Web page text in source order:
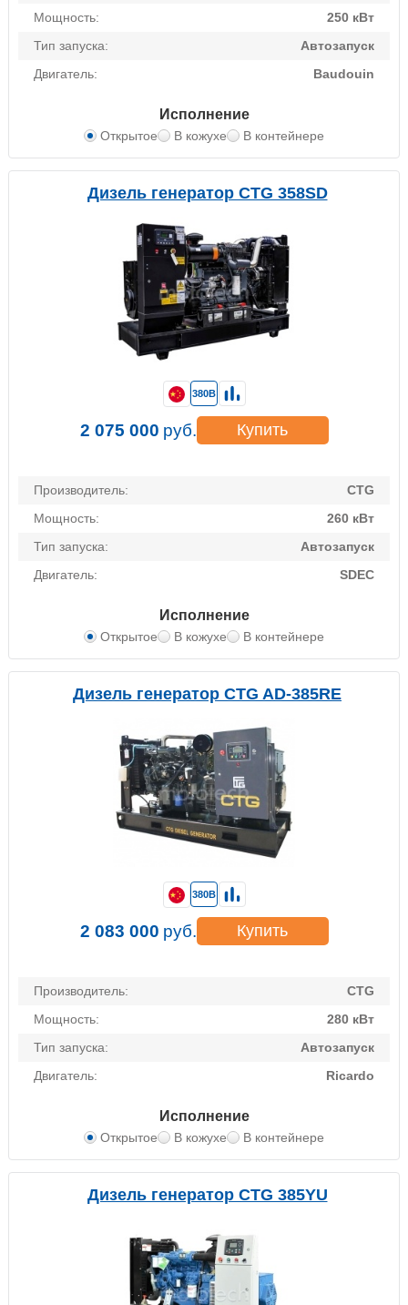
Мощность:
250 кВт
Тип запуска:
Автозапуск
Двигатель:
Baudouin
Исполнение
Открытое В кожухе В контейнере
Дизель генератор CTG 358SD
Производитель:
CTG
Мощность:
260 кВт
Тип запуска:
Автозапуск
Двигатель:
SDEC
Исполнение
Открытое В кожухе В контейнере
380В
2 075 000 руб. Купить
Дизель генератор CTG AD-385RE
Производитель:
CTG
Мощность:
280 кВт
Тип запуска:
Автозапуск
Двигатель:
Ricardo
Исполнение
Открытое В кожухе В контейнере
380В
2 083 000 руб. Купить
Дизель генератор CTG 385YU